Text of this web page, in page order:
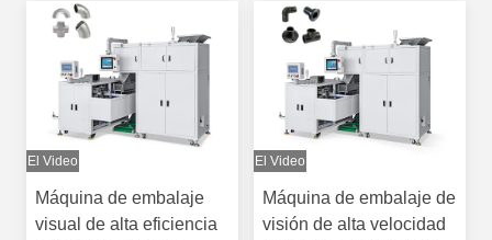
El Video
Máquina de embalaje
visual de alta eficiencia
El Video
Máquina de embalaje de
visión de alta velocidad